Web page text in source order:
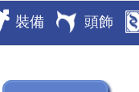
裝備 頭飾